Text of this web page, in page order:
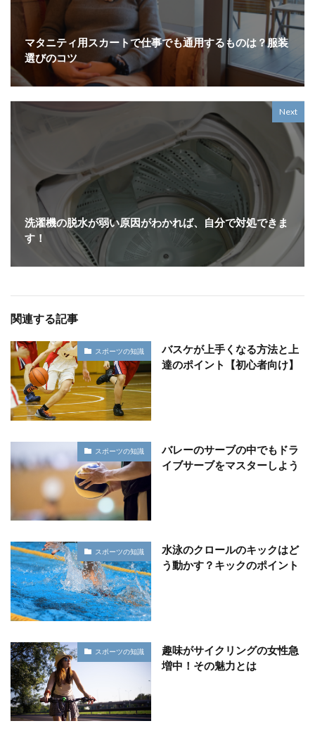
マタニティ用スカートで仕事でも通用するものは？服装
選びのコツ
Next
洗濯機の脱水が弱い原因がわかれば、自分で対処できま
す！
関連する記事
スポーツの知識
バスケが上手くなる方法と上
達のポイント【初心者向け】
スポーツの知識
バレーのサーブの中でもドラ
イブサーブをマスターしよう
スポーツの知識
水泳のクロールのキックはど
う動かす？キックのポイント
スポーツの知識
趣味がサイクリングの女性急
増中！その魅力とは